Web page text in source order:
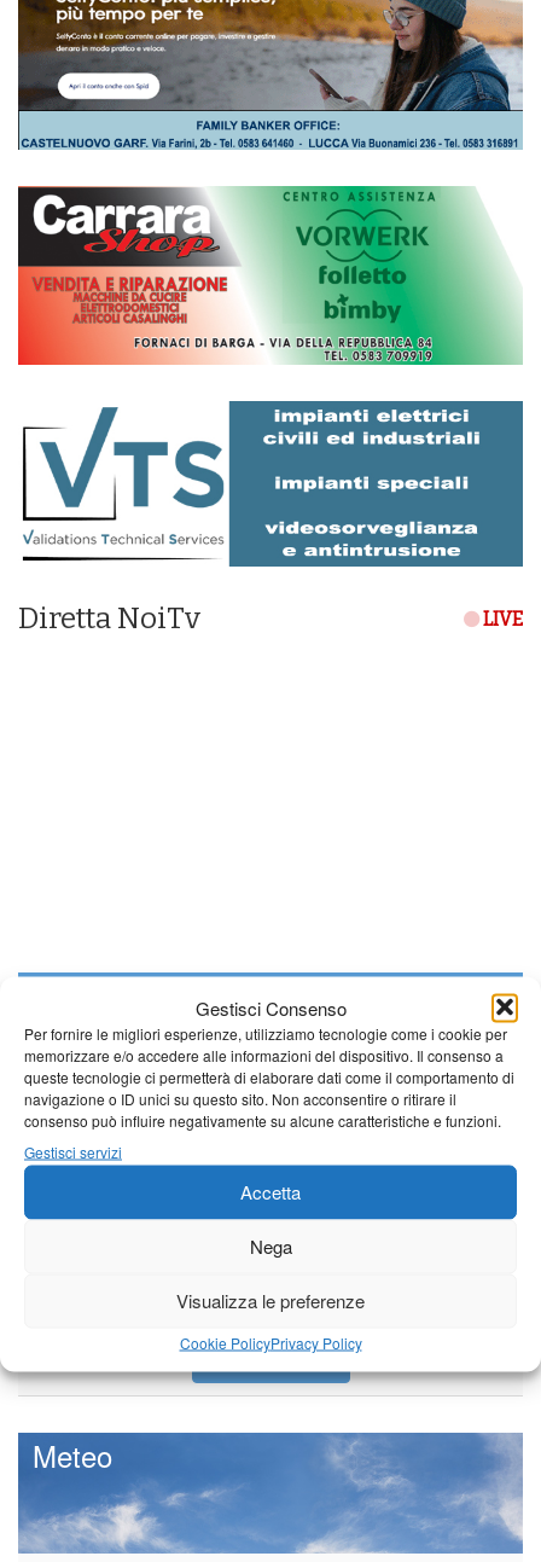
Gestisci Consenso
Per fornire le migliori esperienze, utilizziamo tecnologie come i cookie per
memorizzare e/o accedere alle informazioni del dispositivo. Il consenso a
queste tecnologie ci permetterà di elaborare dati come il comportamento di
navigazione o ID unici su questo sito. Non acconsentire o ritirare il
consenso può influire negativamente su alcune caratteristiche e funzioni.
Gestisci servizi
Accetta
Nega
Visualizza le preferenze
Cookie PolicyPrivacy Policy
Diretta NoiTv LIVE
Tutto bene per la rievocazione della corsa
Fornaci – Barga
dedicata al patrono
Partite le Piazzette 2026
Meteo